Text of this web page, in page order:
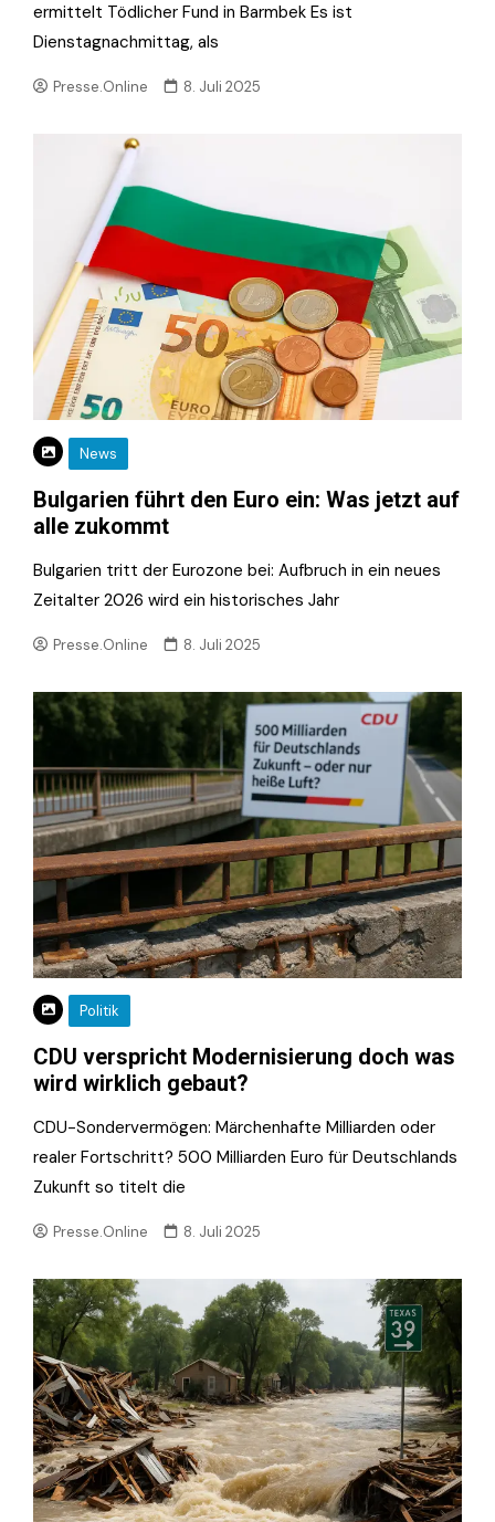
ermittelt Tödlicher Fund in Barmbek Es ist
Dienstagnachmittag, als
Presse.Online 8. Juli 2025
News
Bulgarien führt den Euro ein: Was jetzt auf
alle zukommt
Bulgarien tritt der Eurozone bei: Aufbruch in ein neues
Zeitalter 2026 wird ein historisches Jahr
Presse.Online 8. Juli 2025
Politik
CDU verspricht Modernisierung doch was
wird wirklich gebaut?
CDU-Sondervermögen: Märchenhafte Milliarden oder
realer Fortschritt? 500 Milliarden Euro für Deutschlands
Zukunft so titelt die
Presse.Online 8. Juli 2025